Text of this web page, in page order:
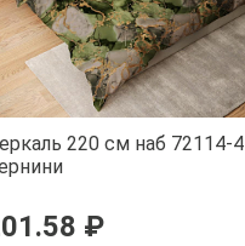
220 см наб 72114-4
₽